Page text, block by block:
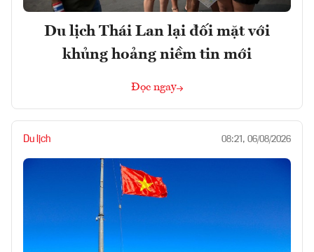
Du lịch Thái Lan lại đối mặt với
khủng hoảng niềm tin mới
Đọc ngay
Du lịch 08:21, 06/08/2026